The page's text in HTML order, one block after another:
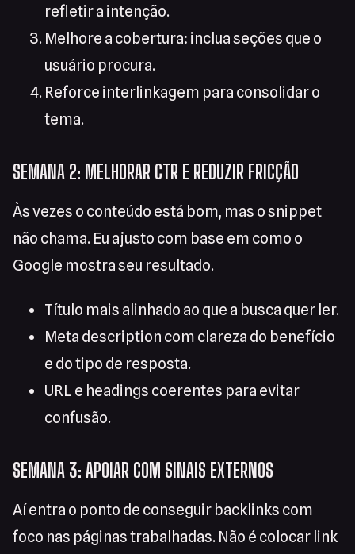
refletir a intenção.
Melhore a cobertura: inclua seções que o
usuário procura.
Reforce interlinkagem para consolidar o
tema.
SEMANA 2: MELHORAR CTR E REDUZIR FRICÇÃO
Às vezes o conteúdo está bom, mas o snippet
não chama. Eu ajusto com base em como o
Google mostra seu resultado.
Título mais alinhado ao que a busca quer ler.
Meta description com clareza do benefício
e do tipo de resposta.
URL e headings coerentes para evitar
confusão.
SEMANA 3: APOIAR COM SINAIS EXTERNOS
Aí entra o ponto de conseguir backlinks com
foco nas páginas trabalhadas. Não é colocar link